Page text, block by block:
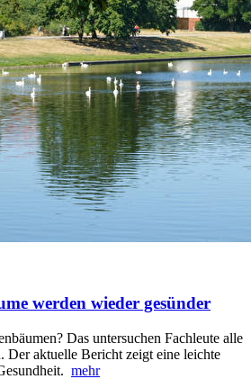
werden wieder gesünder
Das untersuchen Fachleute alle
aktuelle Bericht zeigt eine leichte
mehr